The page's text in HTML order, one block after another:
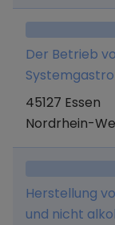
dienen, - die
sowie die
für die
Speiseeisen.
Rechts- und
Der Betrieb
45127 Essen
Nordrhein-
Herstellung
und nicht